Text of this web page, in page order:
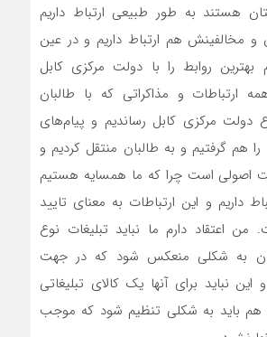
هستند به طور طبیعی ارتباط داریم
و مخالفینش هم ارتباط داریم و در عین
روابط را با دولت مرکزی کابل
ارتباطات و مذاکراتی که با طالبان
دولت مرکزی کابل رساندیم و پیام‌های
هم گرفتیم و به طالبان منتقل کردیم و
اصولی است چرا که ما همسایه هستیم
داریم و این ارتباطات به معنای تایید
من اعتقاد دارم ما نباید تبلیغات نوع
به شکلی منعکس شود که در جهت
این نباید برای آنها یک کالای تبلیغاتی
هم باید به شکلی تنظیم شود که موجب